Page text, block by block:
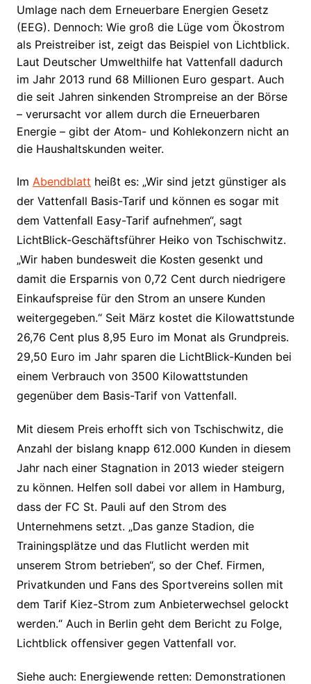
Umlage nach dem Erneuerbare Energien Gesetz
(EEG). Dennoch: Wie groß die Lüge vom Ökostrom
als Preistreiber ist, zeigt das Beispiel von Lichtblick.
Laut Deutscher Umwelthilfe hat Vattenfall dadurch
im Jahr 2013 rund 68 Millionen Euro gespart. Auch
die seit Jahren sinkenden Strompreise an der Börse
– verursacht vor allem durch die Erneuerbaren
Energie – gibt der Atom- und Kohlekonzern nicht an
die Haushaltskunden weiter.
Im Abendblatt heißt es: „Wir sind jetzt günstiger als
der Vattenfall Basis-Tarif und können es sogar mit
dem Vattenfall Easy-Tarif aufnehmen“, sagt
LichtBlick-Geschäftsführer Heiko von Tschischwitz.
„Wir haben bundesweit die Kosten gesenkt und
damit die Ersparnis von 0,72 Cent durch niedrigere
Einkaufspreise für den Strom an unsere Kunden
weitergegeben.“ Seit März kostet die Kilowattstunde
26,76 Cent plus 8,95 Euro im Monat als Grundpreis.
29,50 Euro im Jahr sparen die LichtBlick-Kunden bei
einem Verbrauch von 3500 Kilowattstunden
gegenüber dem Basis-Tarif von Vattenfall.
Mit diesem Preis erhofft sich von Tschischwitz, die
Anzahl der bislang knapp 612.000 Kunden in diesem
Jahr nach einer Stagnation in 2013 wieder steigern
zu können. Helfen soll dabei vor allem in Hamburg,
dass der FC St. Pauli auf den Strom des
Unternehmens setzt. „Das ganze Stadion, die
Trainingsplätze und das Flutlicht werden mit
unserem Strom betrieben“, so der Chef. Firmen,
Privatkunden und Fans des Sportvereins sollen mit
dem Tarif Kiez-Strom zum Anbieterwechsel gelockt
werden.“ Auch in Berlin geht dem Bericht zu Folge,
Lichtblick offensiver gegen Vattenfall vor.
Siehe auch: Energiewende retten: Demonstrationen